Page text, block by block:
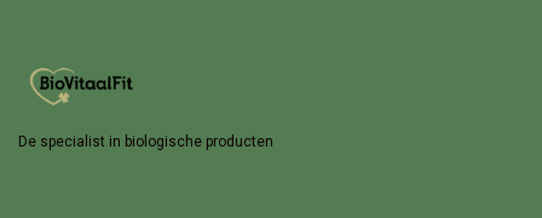
De specialist in biologische producten